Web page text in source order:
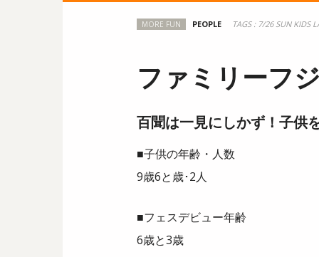
MORE FUN TAGS : 7/26 SUN KIDS
ファミリーフ
百聞は一見にしかず！子供
■子供の年齢・人数
9歳6と歳･2人
■フェスデビュー年齢
6歳と3歳